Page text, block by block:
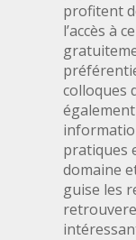
profitent
l’accès à
colloques
pratiques
domaine
guise les